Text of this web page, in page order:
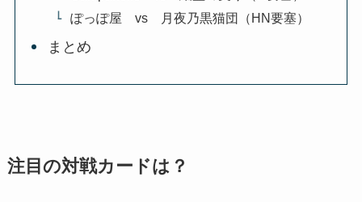
ぽっぽ屋 vs 月夜乃黒猫団（HN要塞）
まとめ
注目の対戦カードは？